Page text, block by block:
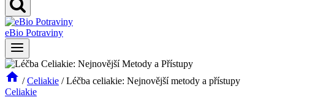
eBio Potraviny
/ Celiakie / Léčba celiakie: Nejnovější metody a přístupy
Celiakie